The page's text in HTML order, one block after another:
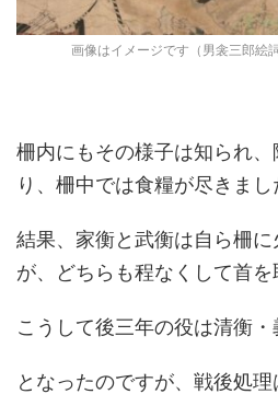
画像はイメージです（男衾三郎絵
柵内にもその様子は知られ
り、柵中では食糧が尽きまし
結果、家衡と武衡は自ら柵
が、どちらも程なくして首を
こうして後三年の役は清衡・
となったのですが、戦後処